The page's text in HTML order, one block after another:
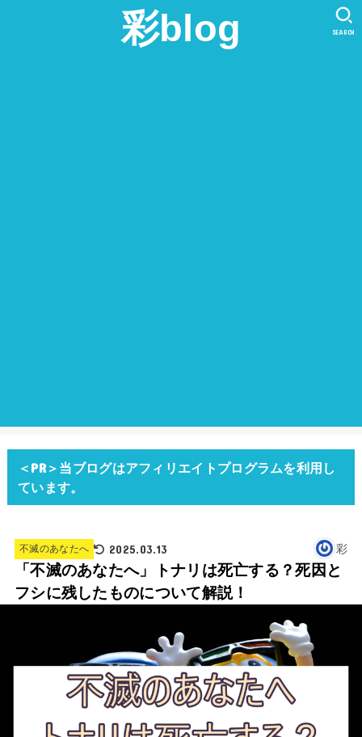
彩blog SEARCH
＜PR＞当ブログはアフィリエイトプログラムを利用し
ています。
不滅のあなたへ 2025.03.13 彩
「不滅のあなたへ」トナリは死亡する？死因と
フシに残したものについて解説！